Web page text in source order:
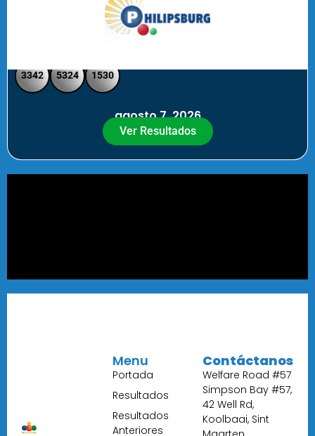
3342 5324 1530
agosto 7, 2026
Ver Resultados
Menu
Portada
Resultados
Resultados
Anteriores
Contáctanos
Welfare Road #57
Simpson Bay #57,
42 Well Rd,
Koolbaai, Sint